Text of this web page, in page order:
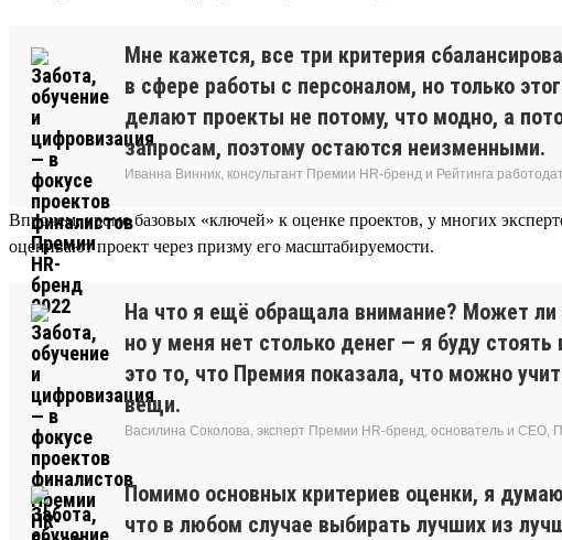
Мне кажется, все три критерия
в сфере работы с персоналом, но только
делают проекты не потому, что модно, а
запросам, поэтому остаются неизменными.
Иванна Винник, консультант Премии HR-бренд и Рейтинга
Впрочем, кроме базовых «ключей» к оценке проектов, у многих
оценивают проект через призму его масштабируемости.
На что я ещё обращала внимание? Может ли
но у меня нет столько денег — я буду
это то, что Премия показала, что можно
вещи.
Василина Соколова, эксперт Премии HR-бренд, основатель и CEO,
Помимо основных критериев оценки, я
что в любом случае выбирать лучших из